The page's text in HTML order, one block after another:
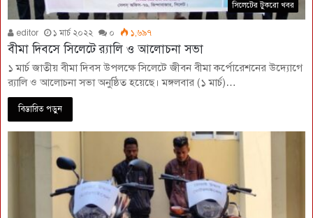
সিলেটের টুকরো খবর
editor ১ মার্চ ২০২২ ০ ১,৬৯৭
বীমা দিবসে সিলেটে র‍্যালি ও আলোচনা সভা
১ মার্চ জাতীয় বীমা দিবস উপলক্ষে সিলেটে জীবন বীমা কর্পোরেশনের উদ্যোগে
র‌্যালি ও আলোচনা সভা অনুষ্ঠিত হয়েছে। মঙ্গলবার (১ মার্চ)…
বিস্তারিত পড়ুন